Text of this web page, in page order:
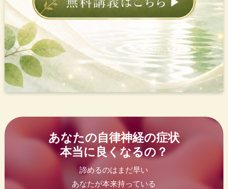
あなたの自律神経の症状
本当に良くなるの？
諦めるのはまだ早い
あなたが本来持っている